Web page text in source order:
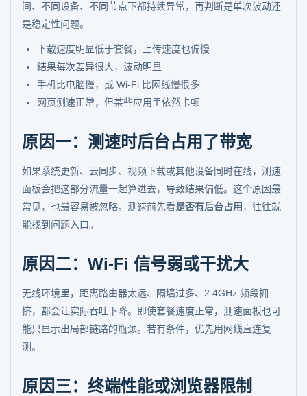
间、不同设备、不同节点下都持续异常，再判断是单次波动还
是稳定性问题。
下载速度明显低于套餐，上传速度也偏慢
结果每次差异很大，波动明显
手机比电脑慢，或 Wi-Fi 比网线慢很多
网页测速正常，但某些应用里依然卡顿
原因一：测速时后台占用了带宽
如果系统更新、云同步、视频下载或其他设备同时在线，测速
面板会把这部分流量一起算进去，导致结果偏低。这个原因最
常见，也最容易被忽略。测速前先看是否有后台占用 ，往往就
能找到问题入口。
原因二：Wi-Fi 信号弱或干扰大
无线环境里，距离路由器太远、隔墙过多、2.4GHz 频段拥
挤，都会让实际吞吐下降。即使套餐速度正常，测速面板也可
能只显示出局部链路的瓶颈。若有条件，优先用网线直连复
测。
原因三：终端性能或浏览器限制